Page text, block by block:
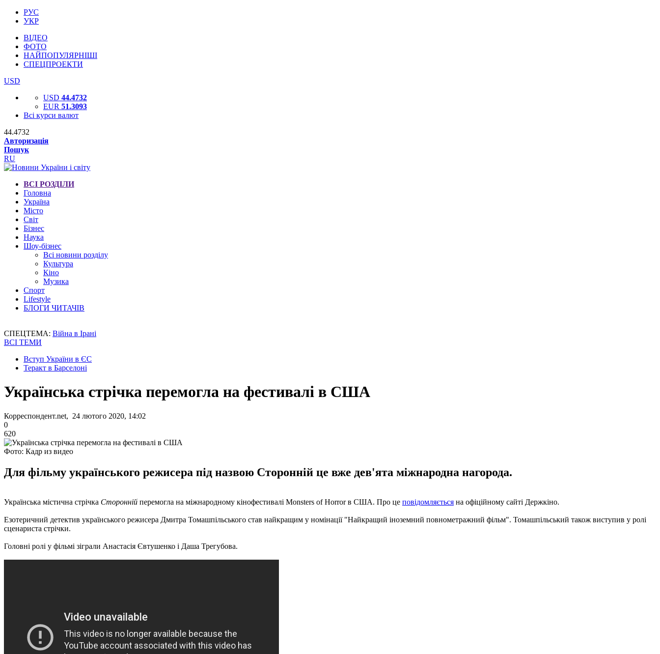
РУС
УКР
ВІДЕО
ФОТО
НАЙПОПУЛЯРНІШІ
СПЕЦПРОЕКТИ
USD
USD 44.4732
EUR 51.3093
Всі курси валют
44.4732
Авторизація
Пошук
RU
ВСІ РОЗДІЛИ
Головна
Україна
Місто
Світ
Бізнес
Наука
Шоу-бізнес
Всі новини розділу
Культура
Кіно
Музика
Спорт
Lifestyle
БЛОГИ ЧИТАЧІВ
СПЕЦТЕМА: Війна в Ірані
ВСІ ТЕМИ
Вступ України в ЄС
Теракт в Барселоні
Українська стрічка перемогла на фестивалі в США
Корреспондент.net, 24 лютого 2020, 14:02
0
620
Фото: Кадр из видео
Для фільму українського режисера під назвою Сторонній це вже дев'ята міжнародна нагорода.
Українська містична стрічка Сторонній перемогла на міжнародному кінофестивалі Monsters of Horror в США. Про це повідомляється на офіційному сайті Держкіно.
Езотеричний детектив українського режисера Дмитра Томашпільського став найкращим у номінації "Найкращий іноземний повнометражний фільм". Томашпільський також виступив у ролі
сценариста стрічки.
Головні ролі у фільмі зіграли Анастасія Євтушенко і Даша Трегубова.